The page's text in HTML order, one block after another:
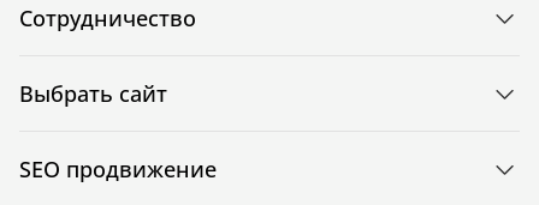
Сотрудничество
Выбрать сайт
SEO продвижение